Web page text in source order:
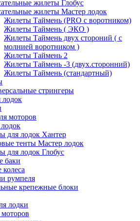
жилеты Глобус
жилеты Мастер лодок
Жилеты Таймень (PRO c воротником)
Жилеты Таймень ( ЭКО )
Жилеты Таймень двух стороний ( с
молнией воротником )
Жилеты Таймень 2
Жилеты Таймень -3 (двух.сторонний)
Жилеты Таймень (стандартный)
стрингеры
моторов
для лодок Хантер
тенты Мастер лодок
для лодок Глобус
баки
румпеля
крепежные блоки
лодки